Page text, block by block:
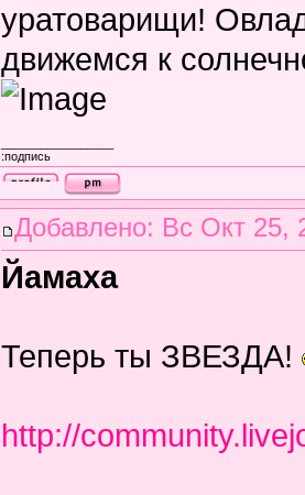
уратоварищи!
движемся к
:подпись
Добавлено: Вс Окт 25,
Йамаха
Теперь ты ЗВЕЗДА!
http://